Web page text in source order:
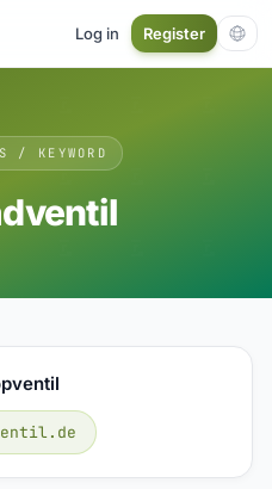
Log in Register
/ KEYWORD